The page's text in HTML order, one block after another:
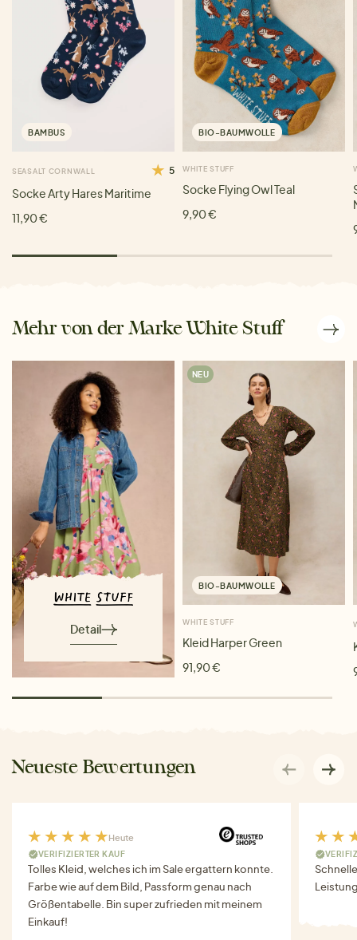
BAMBUS
SEASALT CORNWALL 5
Socke Arty Hares Maritime
11,90 €
BIO-BAUMWOLLE
WHITE STUFF
Socke Flying Owl Teal
9,90 €
Mehr von der Marke White Stuff
Detail
NEU
BIO-BAUMWOLLE
WHITE STUFF
Kleid Harper Green
91,90 €
Neueste Bewertungen
Heute
VERIFIZIERTER KAUF
Tolles Kleid, welches ich im Sale ergattern konnte.
Farbe wie auf dem Bild, Passform genau nach
Größentabelle. Bin super zufrieden mit meinem
Einkauf!